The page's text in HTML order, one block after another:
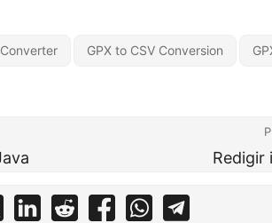
GPX to CSV Conversion
Redigir